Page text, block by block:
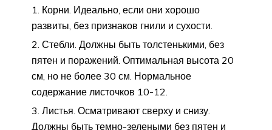
Корни. Идеально, если они хорошо
развиты, без признаков гнили и сухости.
Стебли. Должны быть толстенькими, без
пятен и поражений. Оптимальная высота 20
см, но не более 30 см. Нормальное
содержание листочков 10-12.
Листья. Осматривают сверху и снизу.
Должны быть темно-зелеными без пятен и